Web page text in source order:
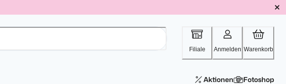
Filiale Anmelden Warenkorb
Aktionen Fotoshop